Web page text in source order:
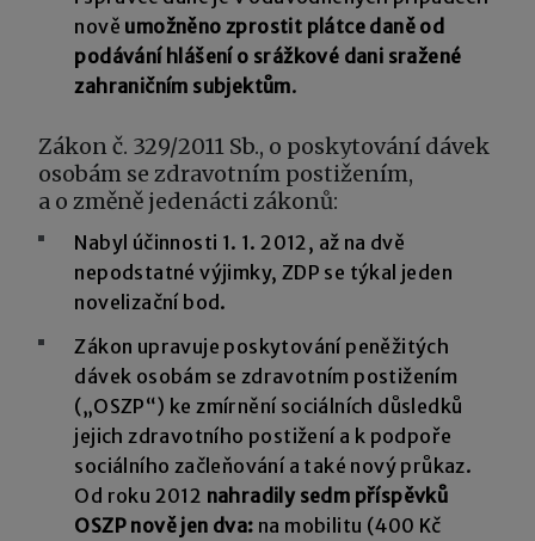
nově umožněno zprostit plátce daně od
podávání hlášení o srážkové dani sražené
zahraničním subjektům.
Zákon č. 329/2011 Sb., o poskytování dávek
osobám se zdravotním postižením,
a o změně jedenácti zákonů:
Nabyl účinnosti 1. 1. 2012, až na dvě
nepodstatné výjimky, ZDP se týkal jeden
novelizační bod.
Zákon upravuje poskytování peněžitých
dávek osobám se zdravotním postižením
(„OSZP“) ke zmírnění sociálních důsledků
jejich zdravotního postižení a k podpoře
sociálního začleňování a také nový průkaz.
Od roku 2012 nahradily sedm příspěvků
OSZP nově jen dva: na mobilitu (400 Kč